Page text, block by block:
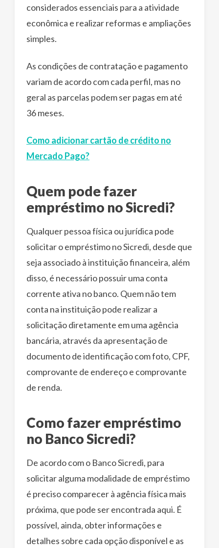
considerados essenciais para a atividade
econômica e realizar reformas e ampliações
simples.
As condições de contratação e pagamento
variam de acordo com cada perfil, mas no
geral as parcelas podem ser pagas em até
36 meses.
Como adicionar cartão de crédito no
Mercado Pago?
Quem pode fazer
empréstimo no Sicredi?
Qualquer pessoa física ou jurídica pode
solicitar o empréstimo no Sicredi, desde que
seja associado à instituição financeira, além
disso, é necessário possuir uma conta
corrente ativa no banco. Quem não tem
conta na instituição pode realizar a
solicitação diretamente em uma agência
bancária, através da apresentação de
documento de identificação com foto, CPF,
comprovante de endereço e comprovante
de renda.
Como fazer empréstimo
no Banco Sicredi?
De acordo com o Banco Sicredi, para
solicitar alguma modalidade de empréstimo
é preciso comparecer à agência física mais
próxima, que pode ser encontrada aqui. É
possível, ainda, obter informações e
detalhes sobre cada opção disponível e as